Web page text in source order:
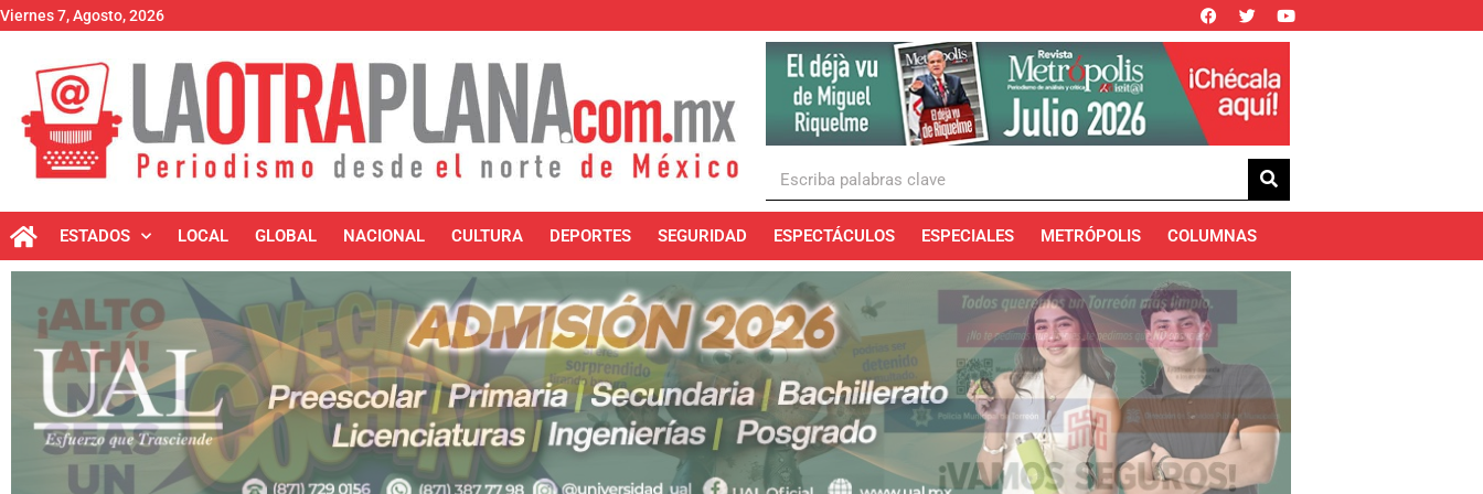
Viernes 7, Agosto, 2026
ESTADOS LOCAL GLOBAL NACIONAL CULTURA DEPORTES SEGURIDAD ESPECTÁCULOS ESPECIALES METRÓPOLIS COLUMNAS